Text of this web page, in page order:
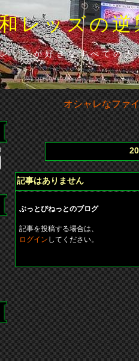
レッズの
ッズが好きなすべての
オシャレなファ
（広）、86分･山田（浦
記事はありません
ぶっとびねっとのブログ
記事を投稿する場合は、
ログイン してください。